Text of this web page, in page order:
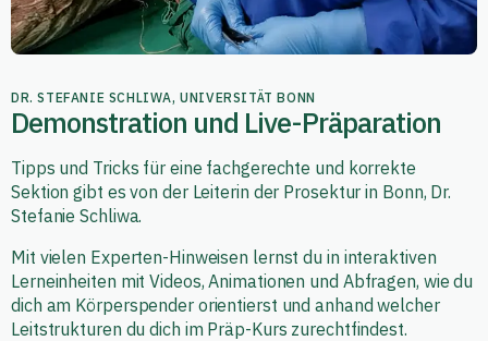
DR. STEFANIE SCHLIWA, UNIVERSITÄT BONN
Demonstration und Live-Präparation
Tipps und Tricks für eine fachgerechte und korrekte
Sektion gibt es von der Leiterin der Prosektur in Bonn, Dr.
Stefanie Schliwa.
Mit vielen Experten-Hinweisen lernst du in interaktiven
Lerneinheiten mit Videos, Animationen und Abfragen, wie du
dich am Körperspender orientierst und anhand welcher
Leitstrukturen du dich im Präp-Kurs zurechtfindest.